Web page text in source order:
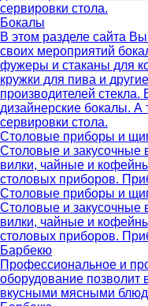
сервировки стола.
Бокалы
В этом разделе сайта
своих мероприятий
фужеры и стаканы для
кружки для пива и
производителей стекла.
дизайнерские бокалы. А
сервировки стола.
Столовые приборы и
Столовые и закусочные
вилки, чайные и
столовых приборов.
Столовые приборы и
Столовые и закусочные
вилки, чайные и
столовых приборов.
Барбекю
Профессиональное и
оборудование позволит
вкусными мясными